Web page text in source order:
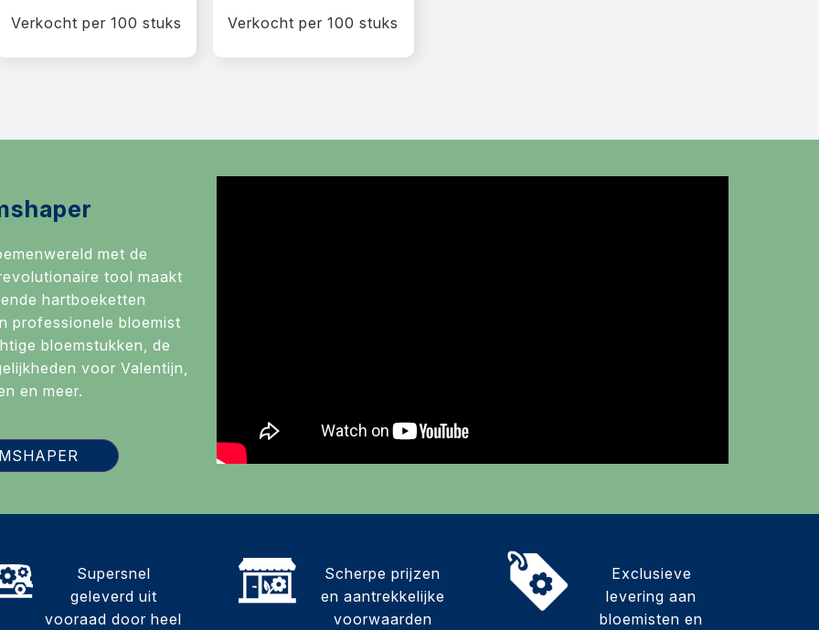
Verkocht per 100 stuks Verkocht per 100 stuks
met de
tool maakt
hartboeketten
professionele bloemist
bloemstukken, de
voor Valentijn,
en meer.
Supersnel
geleverd uit
vooraad door heel
Scherpe prijzen
en aantrekkelijke
voorwaarden
Exclusieve
levering aan
bloemisten en